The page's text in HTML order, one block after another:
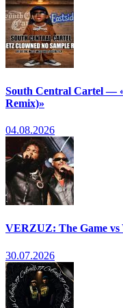
South Central Cartel —
Remix)»
04.08.2026
VERZUZ: The Game vs
30.07.2026